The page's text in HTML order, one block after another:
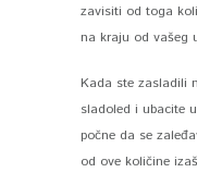
zavisiti od toga
na kraju od vašeg
Kada ste zasladili
sladoled i ubacite
počne da se
od ove količine